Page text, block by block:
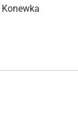
Konewka